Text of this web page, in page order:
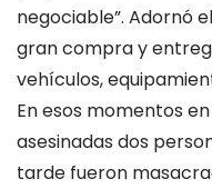
negociable”. Adornó
gran compra y
vehículos,
En esos momentos
asesinadas dos
tarde fueron